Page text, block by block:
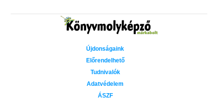
Újdonságaink
Előrendelhető
Tudnivalók
Adatvédelem
ÁSZF